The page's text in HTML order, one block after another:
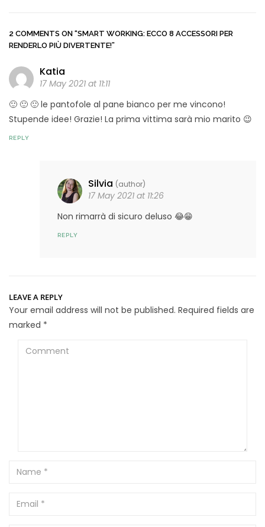
2 COMMENTS ON “SMART WORKING: ECCO 8 ACCESSORI PER
RENDERLO PIÙ DIVERTENTE!”
Katia
17 May 2021 at 11:11
🙂 🙂 🙂 le pantofole al pane bianco per me vincono!
Stupende idee! Grazie! La prima vittima sarà mio marito 😉
REPLY
Silvia (author)
17 May 2021 at 11:26
Non rimarrà di sicuro deluso 😂😁
REPLY
LEAVE A REPLY
Your email address will not be published. Required fields are
marked *
Comment
Name
Email